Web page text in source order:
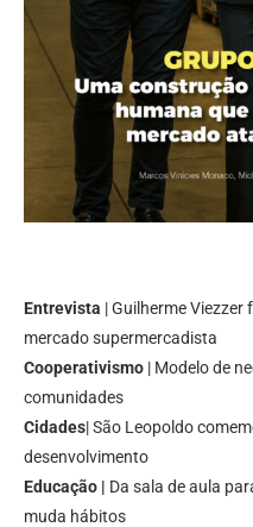
Entrevista | Guilherme
mercado supermercadista
Cooperativismo | Modelo de
comunidades
Cidades| São Leopoldo
desenvolvimento
Educação | Da sala de aula
muda hábitos